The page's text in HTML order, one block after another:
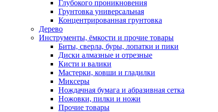
Глубокого проникновения
Грунтовка универсальная
Концентрированная грунтовка
Дерево
Инструменты, ёмкости и прочие товары
Биты, сверла, буры, лопатки и пики
Диски алмазные и отрезные
Кисти и валики
Мастерки, ковши и гладилки
Миксеры
Нождачная бумага и абразивная сетка
Ножовки, пилки и ножи
Прочие товары